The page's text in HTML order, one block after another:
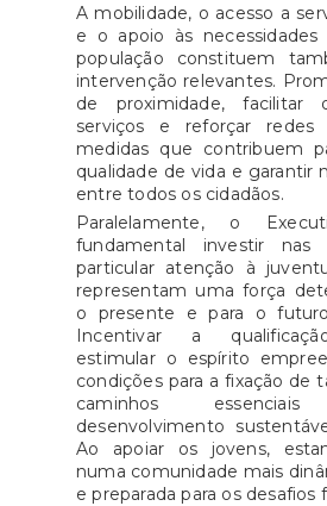
A mobilidade, o acesso a
e o apoio às necessidades
população constituem
intervenção relevantes.
de proximidade, facilitar
serviços e reforçar
medidas que contribuem
qualidade de vida e garantir
entre todos os cidadãos.
Paralelamente, o
fundamental investir nas
particular atenção à
representam uma força
o presente e para o
Incentivar a
estimular o espírito
condições para a fixação de
caminhos
desenvolvimento
Ao apoiar os jovens,
numa comunidade mais
e preparada para os desafios